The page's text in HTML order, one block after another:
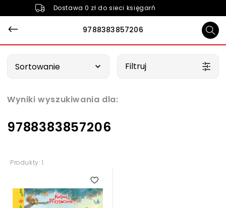
Dostawa 0 zł do sieci księgarń
9788383857206
Wyniki wyszukiwania dla:
9788383857206
Sortowanie Filtruj
Produkty: 1
5.00